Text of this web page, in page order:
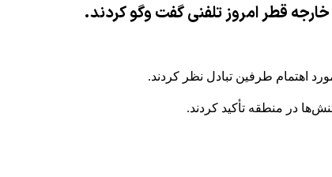
قطر امروز تلفنی گفت وگو کردند.
اهتمام طرفین تبادل نظر کردند.
در منطقه تأکید کردند.